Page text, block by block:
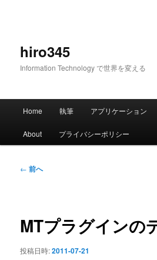
hiro345
Information Technology で世界を変える
メ
Home 執筆 アプリケーション
About プライバシーポリシー
投
ー
ョ
← 前へ
MTプラグインの
投稿日時:2011-07-21